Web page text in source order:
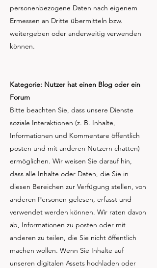
personenbezogene Daten nach eigenem
Ermessen an Dritte übermitteln bzw.
weitergeben oder anderweitig verwenden
können.
Kategorie: Nutzer hat einen Blog oder ein
Forum
Bitte beachten Sie, dass unsere Dienste
soziale Interaktionen (z. B. Inhalte,
Informationen und Kommentare öffentlich
posten und mit anderen Nutzern chatten)
ermöglichen. Wir weisen Sie darauf hin,
dass alle Inhalte oder Daten, die Sie in
diesen Bereichen zur Verfügung stellen, von
anderen Personen gelesen, erfasst und
verwendet werden können. Wir raten davon
ab, Informationen zu posten oder mit
anderen zu teilen, die Sie nicht öffentlich
machen wollen. Wenn Sie Inhalte auf
unseren digitalen Assets hochladen oder